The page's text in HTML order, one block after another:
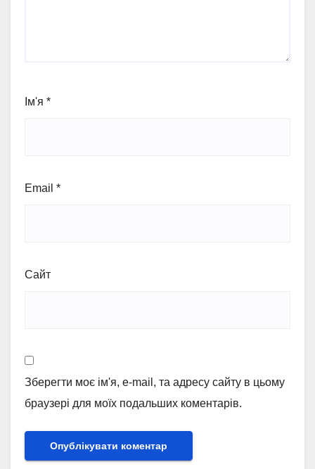
Ім'я *
Email *
Сайт
Зберегти моє ім'я, e-mail, та адресу сайту в цьому
браузері для моїх подальших коментарів.